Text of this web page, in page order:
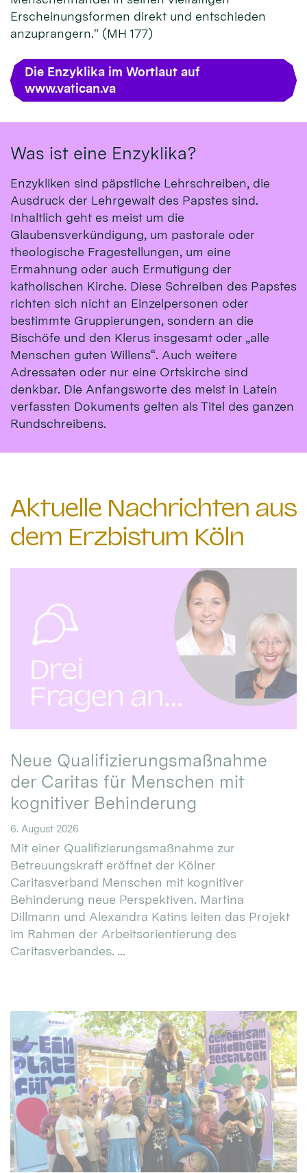
Erscheinungsformen direkt und entschieden
anzuprangern." (MH 177)
Die Enzyklika im Wortlaut auf
www.vatican.va
Was ist eine Enzyklika?
Enzykliken sind päpstliche Lehrschreiben, die
Ausdruck der Lehrgewalt des Papstes sind.
Inhaltlich geht es meist um die
Glaubensverkündigung, um pastorale oder
theologische Fragestellungen, um eine
Ermahnung oder auch Ermutigung der
katholischen Kirche. Diese Schreiben des Papstes
richten sich nicht an Einzelpersonen oder
bestimmte Gruppierungen, sondern an die
Bischöfe und den Klerus insgesamt oder „alle
Menschen guten Willens“. Auch weitere
Adressaten oder nur eine Ortskirche sind
denkbar. Die Anfangsworte des meist in Latein
verfassten Dokuments gelten als Titel des ganzen
Rundschreibens.
Aktuelle Nachrichten aus
dem Erzbistum Köln
Neue Qualifizierungsmaßnahme
der Caritas für Menschen mit
kognitiver Behinderung
6. August 2026
Mit einer Qualifizierungsmaßnahme zur
Betreuungskraft eröffnet der Kölner
Caritasverband Menschen mit kognitiver
Behinderung neue Perspektiven. Martina
Dillmann und Alexandra Katins leiten das Projekt
im Rahmen der Arbeitsorientierung des
Caritasverbandes. ...